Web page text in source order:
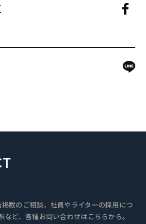
載のご相談、社員やライターの採用につ
ど、各種お問い合わせはこちらから。